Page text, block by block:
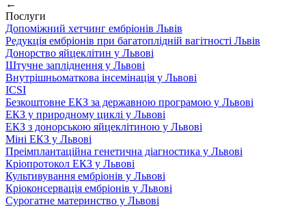
←
Послуги
Допоміжний хетчинг ембріонів Львів
Редукція ембріонів при багатоплідній вагітності Львів
Донорство яйцеклітин у Львові
Штучне запліднення у Львові
Внутрішньоматкова інсемінація у Львові
ICSI
Безкоштовне ЕКЗ за державною програмою у Львові
ЕКЗ у природному циклі у Львові
ЕКЗ з донорською яйцеклітиною у Львові
Міні ЕКЗ у Львові
Преімплантаційна генетична діагностика у Львові
Кріопротокол ЕКЗ у Львові
Культивування ембріонів у Львові
Кріоконсервація ембріонів у Львові
Сурогатне материнство у Львові